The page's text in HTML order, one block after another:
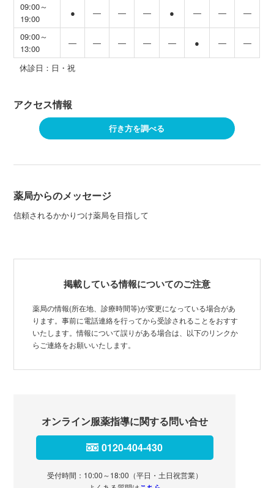
09:00～
19:00
● ― ― ― ● ― ― ―
09:00～
13:00
― ― ― ― ― ● ― ―
休診日：日・祝
アクセス情報
行き方を調べる
薬局からのメッセージ
信頼されるかかりつけ薬局を目指して
掲載している情報についてのご注意
薬局の情報(所在地、診療時間等)が変更になっている場合があ
ります。事前に電話連絡を行ってから受診されることをおすす
いたします。情報について誤りがある場合は、以下のリンクか
らご連絡をお願いいたします。
オンライン服薬指導に関する問い合せ
0120-404-430
受付時間：10:00～18:00（平日・土日祝営業）